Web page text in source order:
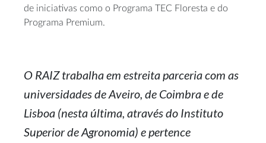
de iniciativas como o Programa TEC Floresta e do
Programa Premium.
O RAIZ trabalha em estreita parceria com as
universidades de Aveiro, de Coimbra e de
Lisboa (nesta última, através do Instituto
Superior de Agronomia) e pertence